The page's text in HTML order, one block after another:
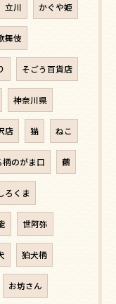
立川 かぐや姫
舞伎
そごう百貨店
神奈川県
店 猫 ねこ
柄のがま口 鶴
ろくま
世阿弥
狛犬柄
お坊さん